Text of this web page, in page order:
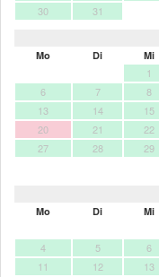
30
31
Mo
Di Mi
1
6
7 8
13
14 15
20
21 22
27
28 29
Mo
Di Mi
4
5 6
11
12 13